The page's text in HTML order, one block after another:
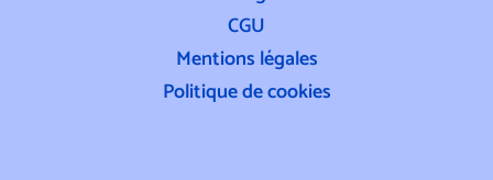
CGU
Mentions légales
Politique de cookies